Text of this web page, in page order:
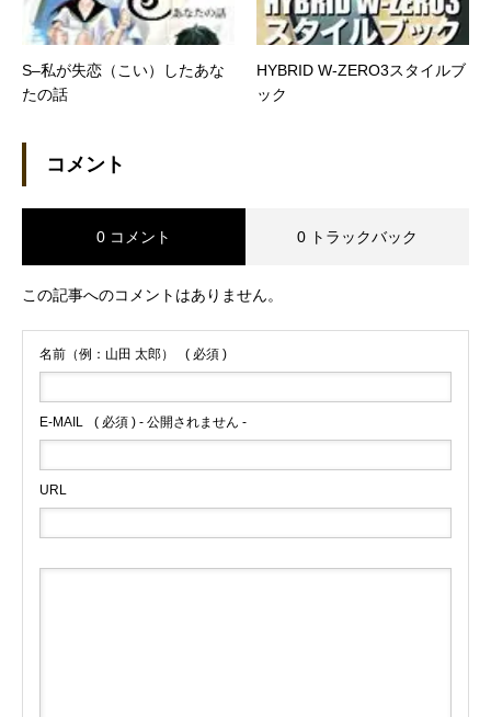
S–私が失恋（こい）したあな
たの話
HYBRID W-ZERO3スタイルブ
ック
コメント
0 コメント 0 トラックバック
この記事へのコメントはありません。
名前（例：山田 太郎） ( 必須 )
E-MAIL ( 必須 ) - 公開されません -
URL